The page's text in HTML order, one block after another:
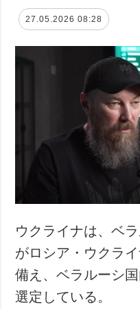
経済・復興
防衛
社会・文化
事故・緊急事態
インタビュー
写真
動画
27.05.2026 08:28
ウクライナは、ベ
がロシア・ウクラ
備え、ベラルーシ
選定している。